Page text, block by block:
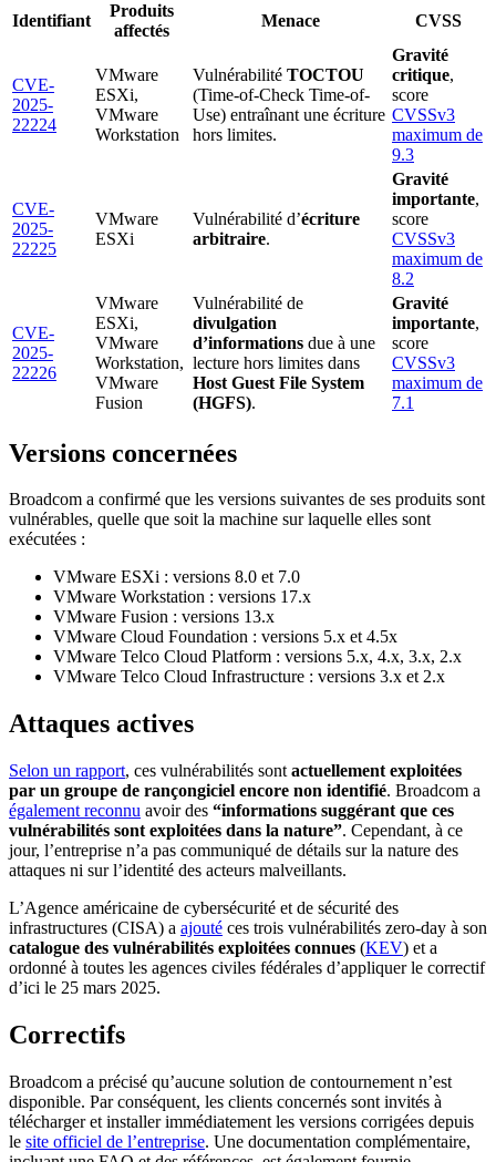
Identifiant
Produits
affectés
Menace CVSS
CVE-
2025-
22224
VMware
ESXi,
VMware
Workstation
Vulnérabilité TOCTOU
(Time-of-Check Time-of-
Use) entraînant une écriture
hors limites.
Gravité
critique,
score
CVSSv3
maximum de
9.3
CVE-
2025-
22225
VMware
ESXi
Vulnérabilité d’écriture
arbitraire.
Gravité
importante,
score
CVSSv3
maximum de
8.2
CVE-
2025-
22226
VMware
ESXi,
VMware
Workstation,
VMware
Fusion
Vulnérabilité de
divulgation
d’informations due à une
lecture hors limites dans
Host Guest File System
(HGFS).
Gravité
importante,
score
CVSSv3
maximum de
7.1
Versions concernées
Broadcom a confirmé que les versions suivantes de ses produits sont
vulnérables, quelle que soit la machine sur laquelle elles sont
exécutées :
VMware ESXi : versions 8.0 et 7.0
VMware Workstation : versions 17.x
VMware Fusion : versions 13.x
VMware Cloud Foundation : versions 5.x et 4.5x
VMware Telco Cloud Platform : versions 5.x, 4.x, 3.x, 2.x
VMware Telco Cloud Infrastructure : versions 3.x et 2.x
Attaques actives
Selon un rapport, ces vulnérabilités sont actuellement exploitées
par un groupe de rançongiciel encore non identifié. Broadcom a
également reconnu avoir des “informations suggérant que ces
vulnérabilités sont exploitées dans la nature”. Cependant, à ce
jour, l’entreprise n’a pas communiqué de détails sur la nature des
attaques ni sur l’identité des acteurs malveillants.
L’Agence américaine de cybersécurité et de sécurité des
infrastructures (CISA) a ajouté ces trois vulnérabilités zero-day à son
catalogue des vulnérabilités exploitées connues (KEV) et a
ordonné à toutes les agences civiles fédérales d’appliquer le correctif
d’ici le 25 mars 2025.
Correctifs
Broadcom a précisé qu’aucune solution de contournement n’est
disponible. Par conséquent, les clients concernés sont invités à
télécharger et installer immédiatement les versions corrigées depuis
le site officiel de l’entreprise. Une documentation complémentaire,